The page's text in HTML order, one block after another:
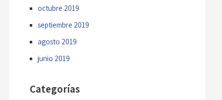
octubre 2019
septiembre 2019
agosto 2019
junio 2019
Categorías